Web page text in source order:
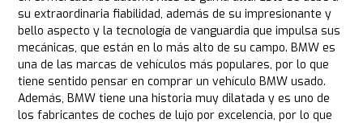
su extraordinaria fiabilidad, además de su impresionante y
bello aspecto y la tecnología de vanguardia que impulsa sus
mecánicas, que están en lo más alto de su campo. BMW es
una de las marcas de vehículos más populares, por lo que
tiene sentido pensar en comprar un vehículo BMW usado.
Además, BMW tiene una historia muy dilatada y es uno de
los fabricantes de coches de lujo por excelencia, por lo que